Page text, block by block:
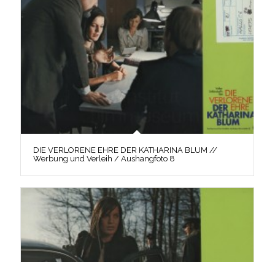
DIE VERLORENE EHRE DER KATHARINA BLUM //
Werbung und Verleih / Aushangfoto 8